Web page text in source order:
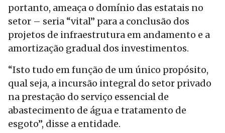
portanto, ameaça o domínio das estatais no
setor – seria “vital” para a conclusão dos
projetos de infraestrutura em andamento e a
amortização gradual dos investimentos.
“Isto tudo em função de um único propósito,
qual seja, a incursão integral do setor privado
na prestação do serviço essencial de
abastecimento de água e tratamento de
esgoto”, disse a entidade.